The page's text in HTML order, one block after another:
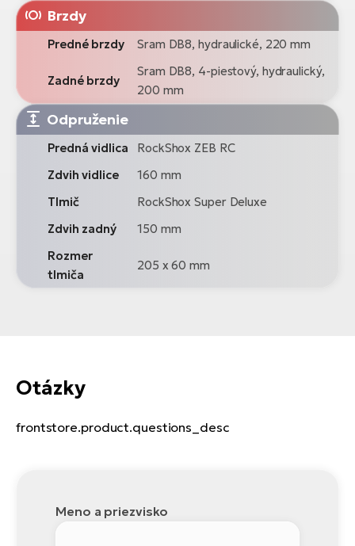
Brzdy
Predné brzdy Sram DB8, hydraulické, 220 mm
Zadné brzdy
Sram DB8, 4-piestový, hydraulický,
200 mm
Odpruženie
Predná vidlica
RockShox ZEB RC
Zdvih vidlice
160 mm
Tlmič
RockShox Super Deluxe
Zdvih zadný
150 mm
Rozmer
tlmiča
205 x 60 mm
Otázky
frontstore.product.questions_desc
Meno a priezvisko